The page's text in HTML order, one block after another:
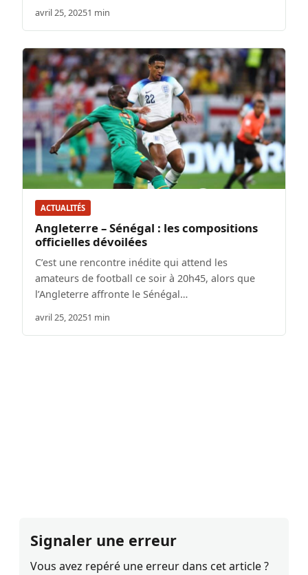
avril 25, 20251 min
ACTUALITÉS
Angleterre – Sénégal : les compositions
officielles dévoilées
C’est une rencontre inédite qui attend les
amateurs de football ce soir à 20h45, alors que
l’Angleterre affronte le Sénégal…
avril 25, 20251 min
Signaler une erreur
Vous avez repéré une erreur dans cet article ?